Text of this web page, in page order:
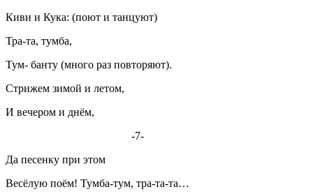
Киви и Кука: (поют и танцуют)
Тра-та, тумба,
Тум- банту (много раз повторяют).
Стрижем зимой и летом,
И вечером и днём,
-7-
Да песенку при этом
Весёлую поём! Тумба-тум, тра-та-та…